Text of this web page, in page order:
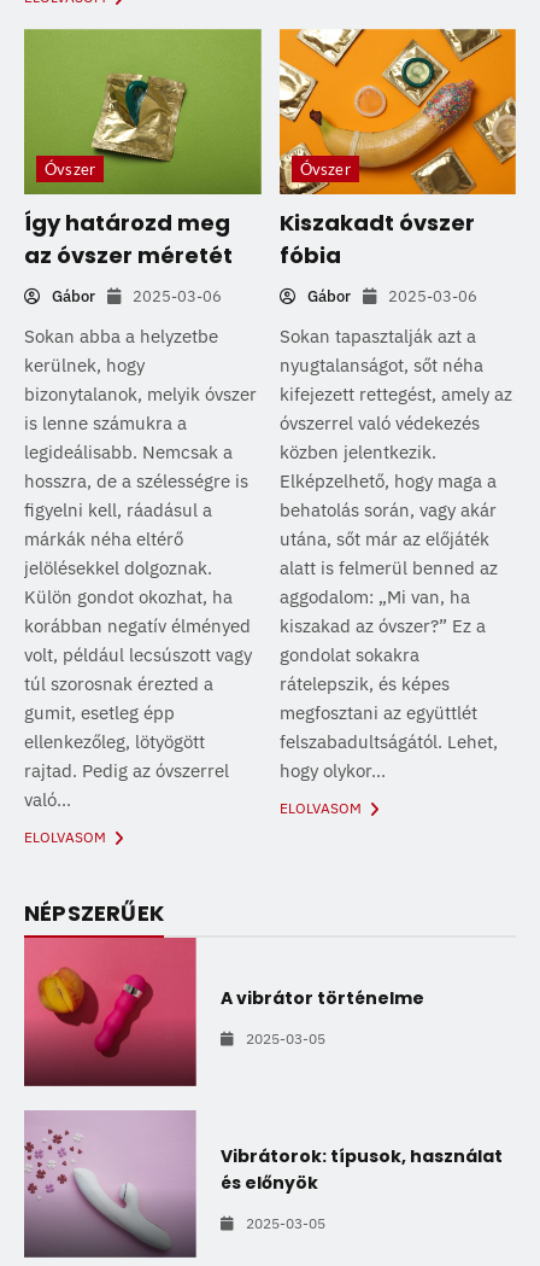
Óvszer
Így határozd meg
az óvszer méretét
Gábor 2025-03-06
Sokan abba a helyzetbe
kerülnek, hogy
bizonytalanok, melyik óvszer
is lenne számukra a
legideálisabb. Nemcsak a
hosszra, de a szélességre is
figyelni kell, ráadásul a
márkák néha eltérő
jelölésekkel dolgoznak.
Külön gondot okozhat, ha
korábban negatív élményed
volt, például lecsúszott vagy
túl szorosnak érezted a
gumit, esetleg épp
ellenkezőleg, lötyögött
rajtad. Pedig az óvszerrel
való...
ELOLVASOM
Óvszer
Kiszakadt óvszer
fóbia
Gábor 2025-03-06
Sokan tapasztalják azt a
nyugtalanságot, sőt néha
kifejezett rettegést, amely az
óvszerrel való védekezés
közben jelentkezik.
Elképzelhető, hogy maga a
behatolás során, vagy akár
utána, sőt már az előjáték
alatt is felmerül benned az
aggodalom: „Mi van, ha
kiszakad az óvszer?” Ez a
gondolat sokakra
rátelepszik, és képes
megfosztani az együttlét
felszabadultságától. Lehet,
hogy olykor...
ELOLVASOM
NÉPSZERŰEK
A vibrátor történelme
2025-03-05
Vibrátorok: típusok, használat
és előnyök
2025-03-05